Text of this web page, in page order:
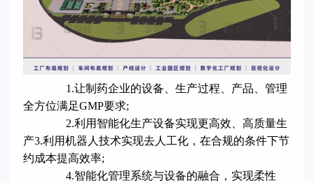
1.让制药企业的设备、生产过程、产品、管理
全方位满足GMP要求;
2.利用智能化生产设备实现更高效、高质量生
产3.利用机器人技术实现去人工化，在合规的条件下节
约成本提高效率;
4.智能化管理系统与设备的融合，实现柔性